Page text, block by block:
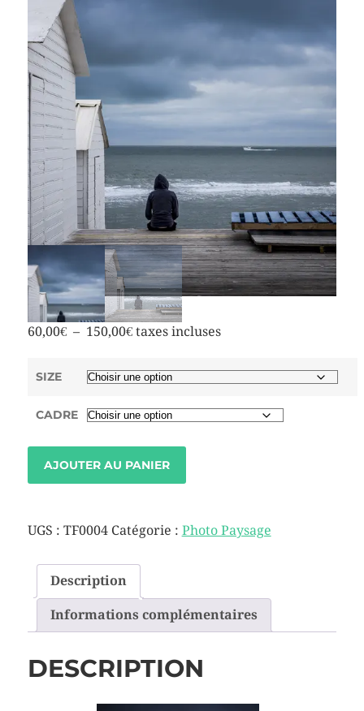
60,00€ – 150,00€ taxes incluses
SIZE
CADRE
AJOUTER AU PANIER
UGS : TF0004 Catégorie : Photo Paysage
Description
Informations complémentaires
DESCRIPTION